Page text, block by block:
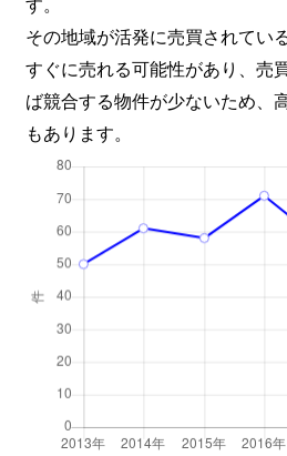
その地域が活発に売買されてい
すぐに売れる可能性があり、売
ば競合する物件が少ないため、
もあります。